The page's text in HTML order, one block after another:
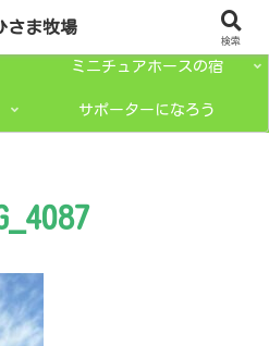
ミニチュアホースとは？
ミニチュアホースの宿
サポーターになろう
さま牧場
検索